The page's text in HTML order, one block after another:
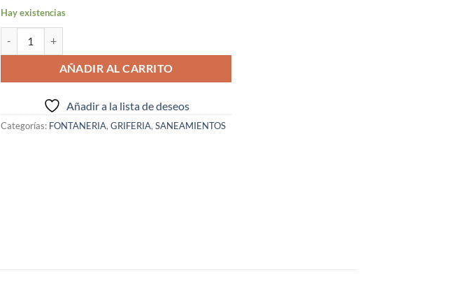
Hay existencias
AÑADIR AL CARRITO
Añadir a la lista de deseos
Categorías: FONTANERIA, GRIFERIA, SANEAMIENTOS